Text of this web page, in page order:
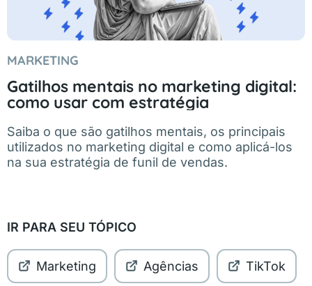
MARKETING
Gatilhos mentais no marketing digital:
como usar com estratégia
Saiba o que são gatilhos mentais, os principais
utilizados no marketing digital e como aplicá-los
na sua estratégia de funil de vendas.
IR PARA SEU TÓPICO
Marketing Agências TikTok